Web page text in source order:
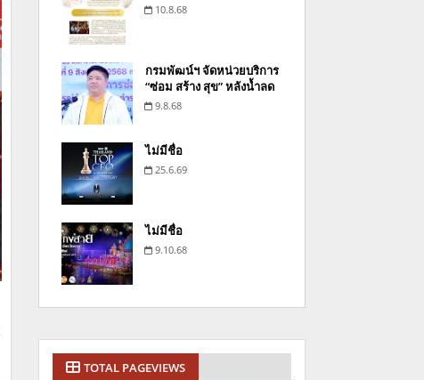
10.8.68
กรมพัฒน์ฯ จัดหน่วยบริการ
“ซ่อม สร้าง สุข” หลังน้ำลด
9.8.68
ไม่มีชื่อ
25.6.69
ไม่มีชื่อ
9.10.68
TOTAL PAGEVIEWS